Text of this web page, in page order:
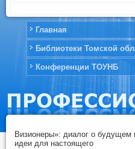
Главная
Библиотеки Томской
Конференции ТОУНБ
Визионеры»: диалог о будущем
идеи для настоящего